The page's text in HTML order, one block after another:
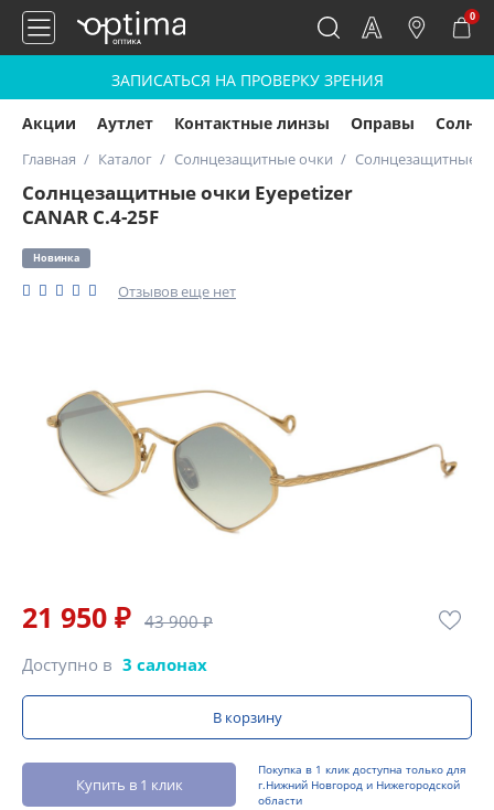
0
ЗАПИСАТЬСЯ НА ПРОВЕРКУ ЗРЕНИЯ
Акции Аутлет Контактные линзы Оправы
Главная Каталог Солнцезащитные очки Солнцезащитные
Солнцезащитные очки Eyepetizer
CANAR C.4-25F
Новинка
Отзывов еще нет
21 950 ₽ 43 900 ₽
Доступно в 3 салонах
В корзину
Купить в 1 клик
Покупка в 1 клик доступна только для
г.Нижний Новгород и Нижегородской
области